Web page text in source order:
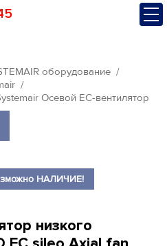
оборудование
Осевой ЕС-вентилятор
НАЛИЧИЕ!
низкого